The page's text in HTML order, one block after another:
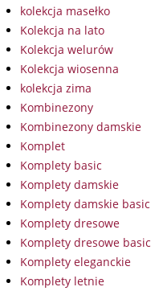
kolekcja masełko
Kolekcja na lato
Kolekcja welurów
Kolekcja wiosenna
kolekcja zima
Kombinezony
Kombinezony damskie
Komplet
Komplety basic
Komplety damskie
Komplety damskie basic
Komplety dresowe
Komplety dresowe basic
Komplety eleganckie
Komplety letnie